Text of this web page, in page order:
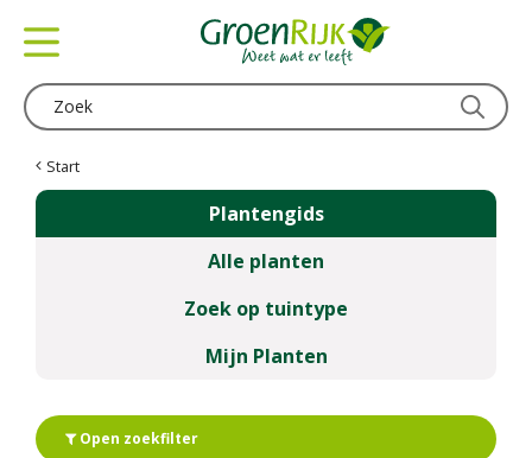
Start
Plantengids
Alle planten
Zoek op tuintype
Mijn Planten
Open zoekfilter